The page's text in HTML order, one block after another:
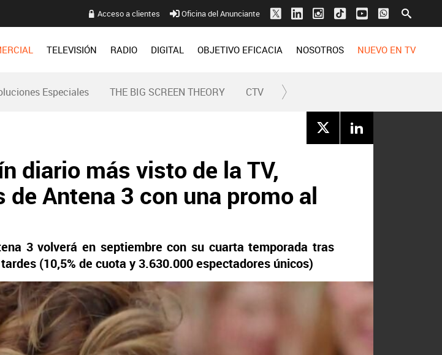
Acceso a clientes Oficina del Anunciante
TELEVISIÓN RADIO DIGITAL OBJETIVO EFICACIA NOSOTROS NUEVO EN TV
Especiales THE BIG SCREEN THEORY CTV
diario más visto de la TV,
Antena 3 con una promo al
3 volverá en septiembre con su cuarta temporada tras
(10,5% de cuota y3.630.000espectadores únicos)